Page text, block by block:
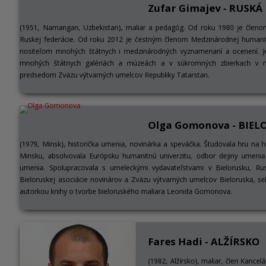
Zufar Gimajev - RUSKÁ
(1951, Namangan, Uzbekistan), maliar a pedagóg. Od roku 1980 je
Ruskej federácie. Od roku 2012 je čestným členom Medzinárodnej
nositeľom mnohých štátnych i medzinárodných vyznamenaní a ocenení.
mnohých štátnych galériách a múzeách a v súkromných zbierkach v
predsedom Zväzu výtvarných umelcov Republiky Tatarstan.
Olga Gomonova -
(1979, Minsk), historička umenia, novinárka a speváčka. Študovala hru na
Minsku, absolvovala Európsku humanitnú univerzitu, odbor dejiny
umenia. Spolupracovala s umeleckými vydavateľstvami v Bielorusku,
Bieloruskej asociácie novinárov a Zväzu výtvarných umelcov Bieloruska,
autorkou knihy o tvorbe bieloruského maliara Leonida Gomonova.
Fares Hadi - ALŽÍRSKO
(1982, Alžírsko), maliar, člen